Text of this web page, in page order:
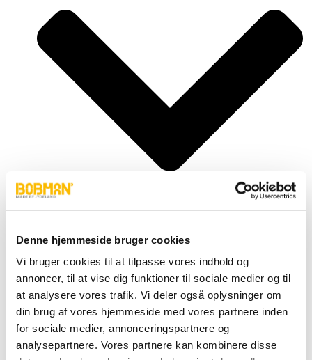
Denne hjemmeside bruger cookies
Vi bruger cookies til at tilpasse vores indhold og
annoncer, til at vise dig funktioner til sociale medier og til
at analysere vores trafik. Vi deler også oplysninger om
din brug af vores hjemmeside med vores partnere inden
for sociale medier, annonceringspartnere og
analysepartnere. Vores partnere kan kombinere disse
Cylindere
Fittings
Motor
Pumper
Slanger
Ventiler
Hjul & Dæk
Elektronik & Transmission
Karosseri & Beslag mm.